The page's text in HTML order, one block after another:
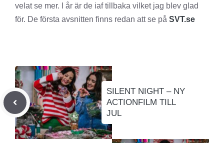
velat se mer. I år är de iaf tillbaka vilket jag blev glad
för. De första avsnitten finns redan att se på SVT.se
SILENT NIGHT – NY
ACTIONFILM TILL
JUL